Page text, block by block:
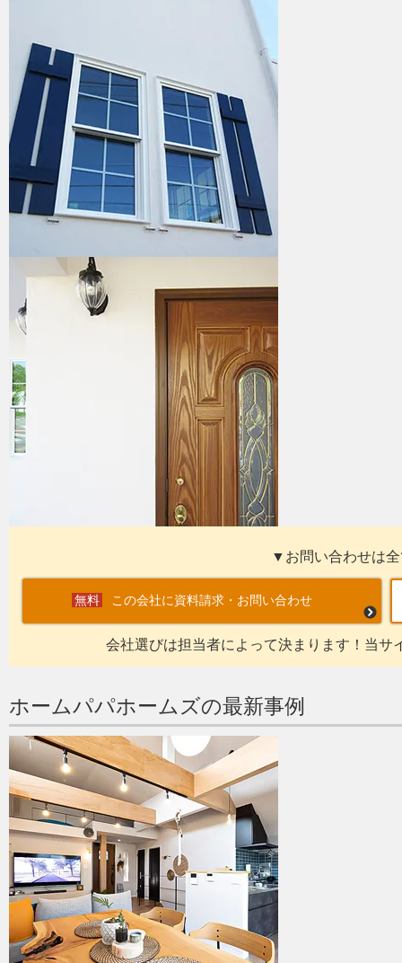
▼お問い合わせは
この会社に資料請求・お問い合わせ
会社選びは担当者によって決まります！当サ
ホームパパホームズの最新事例